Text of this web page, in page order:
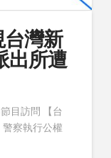
灣新
出所遭
目訪問 【台
警察執行公權